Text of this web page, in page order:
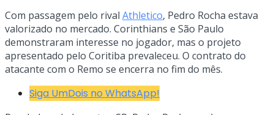
Com passagem pelo rival Athletico, Pedro Rocha estava
valorizado no mercado. Corinthians e São Paulo
demonstraram interesse no jogador, mas o projeto
apresentado pelo Coritiba prevaleceu. O contrato do
atacante com o Remo se encerra no fim do mês.
Siga UmDois no WhatsApp!